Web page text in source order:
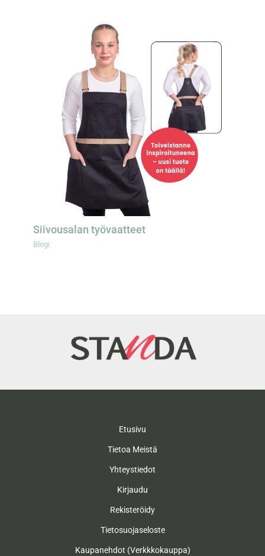
Siivousalan työvaatteet
Blogi
Etusivu
Tietoa Meistä
Yhteystiedot
Kirjaudu
Rekisteröidy
Tietosuojaseloste
Kaupanehdot (Verkkkokauppa)